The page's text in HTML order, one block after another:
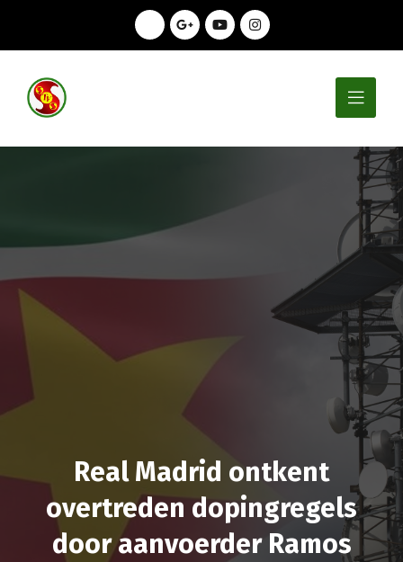
Real Madrid ontkent
overtreden dopingregels
door aanvoerder Ramos